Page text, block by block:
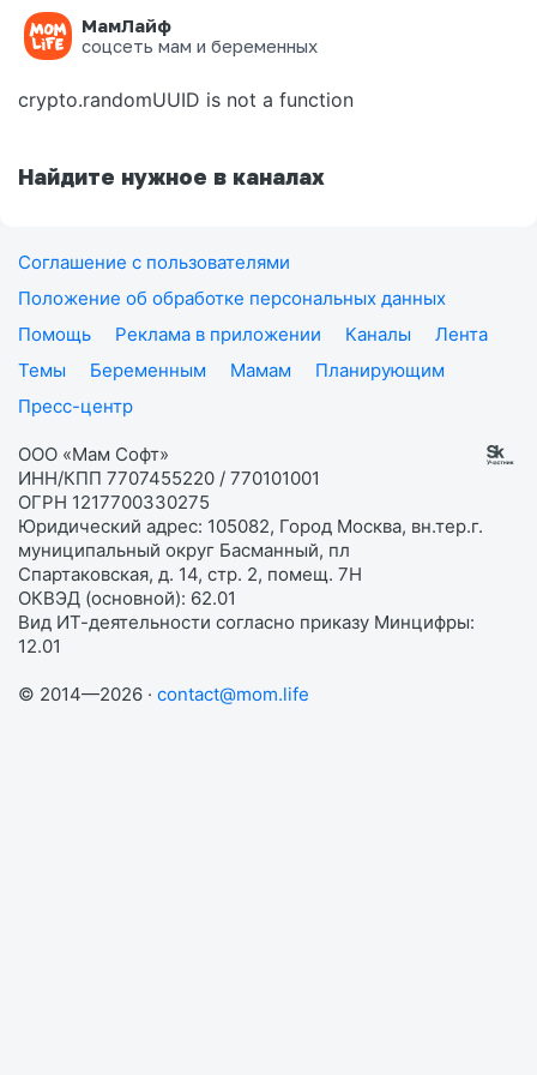
МамЛайф
соцсеть мам и беременных
Ошибка на странице
crypto.randomUUID is not a function
Найдите нужное в каналах
Соглашение с пользователями
Положение об обработке персональных данных
Помощь
Реклама в приложении Каналы
Лента
Темы
Беременным Мамам
Планирующим
Пресс-центр
ООО «Мам Софт»
ИНН/КПП 7707455220 / 770101001
ОГРН 1217700330275
Юридический адрес: 105082, Город Москва, вн.тер.г.
муниципальный округ Басманный, пл
Спартаковская, д. 14, стр. 2, помещ. 7Н
ОКВЭД (основной): 62.01
Вид ИТ-деятельности согласно приказу Минцифры:
12.01
© 2014—2026 · contact@mom.life